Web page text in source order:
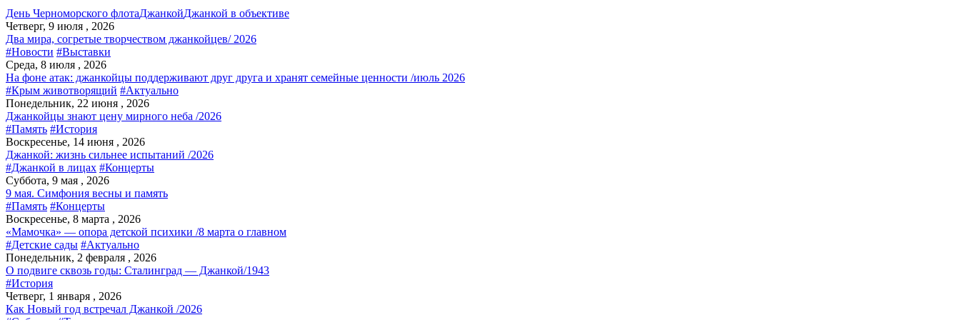
День Черноморского флотаДжанкойДжанкой в объективе
Четверг, 9 июля , 2026
Два мира, согретые творчеством джанкойцев/ 2026
#Новости #Выставки
Среда, 8 июля , 2026
На фоне атак: джанкойцы поддерживают друг друга и хранят семейные ценности /июль 2026
#Крым животворящий #Актуально
Понедельник, 22 июня , 2026
Джанкойцы знают цену мирного неба /2026
#Память #История
Воскресенье, 14 июня , 2026
Джанкой: жизнь сильнее испытаний /2026
#Джанкой в лицах #Концерты
Суббота, 9 мая , 2026
9 мая. Симфония весны и память
#Память #Концерты
Воскресенье, 8 марта , 2026
«Мамочка» — опора детской психики /8 марта о главном
#Детские сады #Актуально
Понедельник, 2 февраля , 2026
О подвиге сквозь годы: Сталинград — Джанкой/1943
#История
Четверг, 1 января , 2026
Как Новый год встречал Джанкой /2026